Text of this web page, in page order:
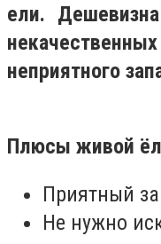
ели.
неприятного
Плюсы живой
Приятный
Не нужно